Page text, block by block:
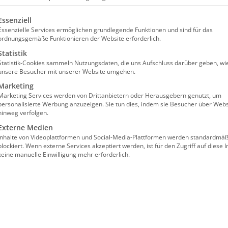
für Anwender des
im Wege einer “Präsenz im digitalen
GoToMeeting gearbeitet.
eine Liste der Service-Gruppen, für die eine
Services ermöglichen grundlegende Funktionen und sind für das
Funktionieren der Website erforderlich.
Cookies sammeln Nutzungsdaten, die uns Aufschluss darüber geben,
Besucher mit unserer Website umgehen.
Services werden von Drittanbietern oder Herausgebern genutzt, um
Werbung anzuzeigen. Sie tun dies, indem sie Besucher über
verfolgen.
Medien
von Videoplattformen und Social-Media-Plattformen werden
Wenn externe Services akzeptiert werden, ist für den Zugriff auf diese
manuelle Einwilligung mehr erforderlich.